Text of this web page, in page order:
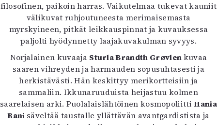
Info
Tilaus ja irtonumerot
Yhteistyössä
Toimitus
Mediatiedot
Kaltio ry
filosofinen, paikoin harras. Vaikutelmaa tukevat kauniit
välikuvat ruhjoutuneesta merimaisemasta
myrskyineen, pitkät leikkauspinnat ja kuvauksessa
paljolti hyödynnetty laajakuvakulman syvyys.
Norjalainen kuvaaja Sturla Brandth Grøvlenkuvaa
saaren vihreyden ja harmauden sopusuhtasesti ja
herkistävästi. Hän keskittyy merikortteisiin ja
sammaliin. Ikkunaruuduista heijastuu kolmen
saarelaisen arki. Puolalaislähtöinen kosmopoliittiHania
Rani säveltää taustalle yllättävän avantgardistista ja